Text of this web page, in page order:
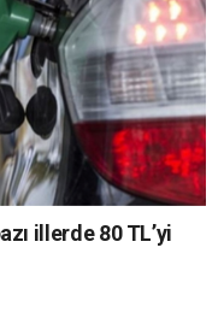
illerde 80 TL’yi